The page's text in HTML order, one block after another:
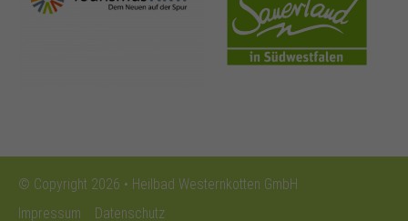
tourismus.de
m
© Copyright 2026 • Heilbad Westernkotten GmbH
Impressum
Datenschutz